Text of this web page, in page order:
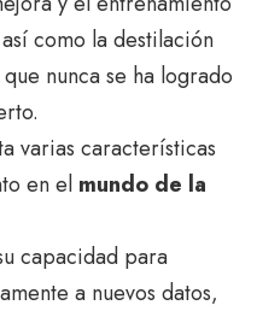
como la destilación
nunca se ha logrado
varias características
en el mundo de la
capacidad para
a nuevos datos,